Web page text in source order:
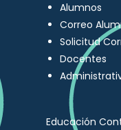
Alumnos
Correo
Solicitud
Docentes
Educación